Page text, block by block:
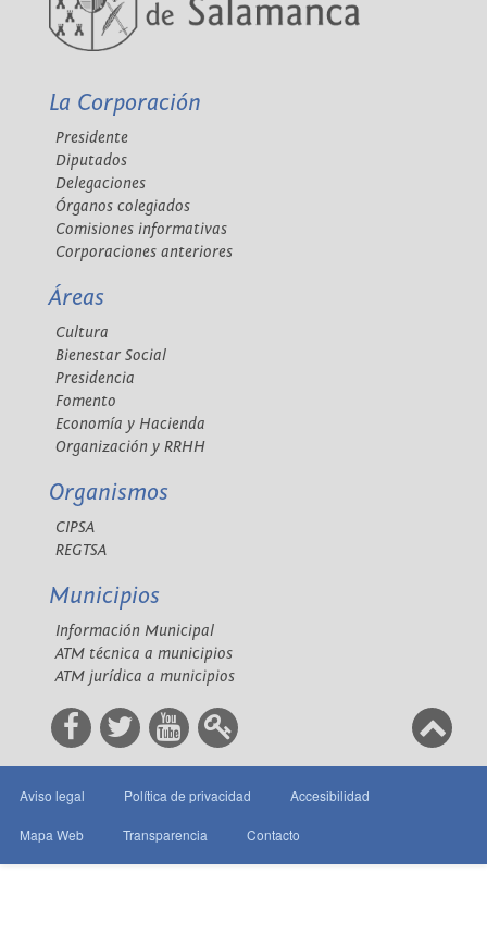
La Corporación
Presidente
Diputados
Delegaciones
Órganos colegiados
Comisiones informativas
Corporaciones anteriores
Áreas
Cultura
Bienestar Social
Presidencia
Fomento
Economía y Hacienda
Organización y RRHH
Organismos
CIPSA
REGTSA
Municipios
Información Municipal
ATM técnica a municipios
ATM jurídica a municipios
Aviso legal Política de privacidad Accesibilidad
Mapa Web Transparencia Contacto